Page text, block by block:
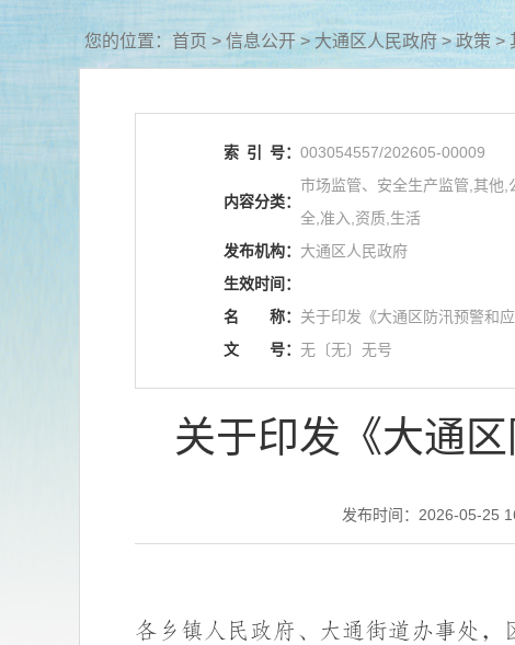
您的位置： 首页 > 信息公开> 大通区人民政府> 政策 >
索 引 号： 003054557/202605-00009
内容分类：
市场监管、安全生产监管,其他,
全,准入,资质,生活
发布机构： 大通区人民政府
生效时间：
名
称： 关于印发《大通区防汛预警和
文
号： 无〔无〕无号
关于印发《大通
发布时间：2026-05-25
各乡镇人民政府、大通街道办事处，